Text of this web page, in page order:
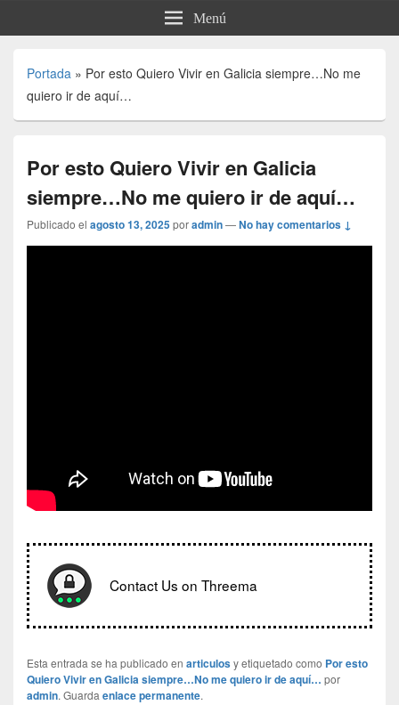
Menú
Portada » Por esto Quiero Vivir en Galicia siempre…No me
quiero ir de aquí…
Por esto Quiero Vivir en Galicia
siempre…No me quiero ir de aquí…
Publicado el agosto 13, 2025poradmin—No hay comentarios ↓
Contact Us on Threema
Esta entrada se ha publicado en articulosy etiquetado como Por esto
Quiero Vivir en Galicia siempre…No me quiero ir de aquí… por
admin. Guarda enlace permanente.